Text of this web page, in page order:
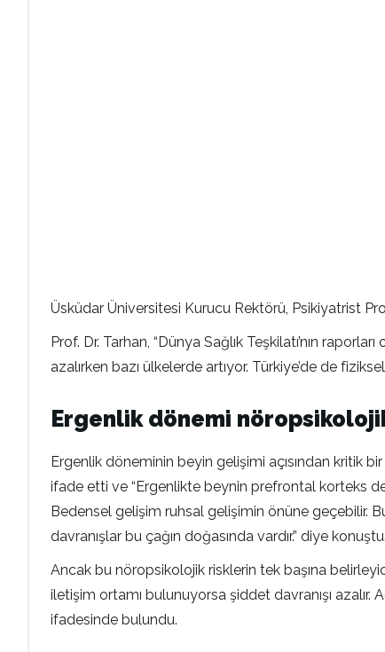
Üsküdar Üniversitesi Kurucu Rektörü, Psikiyatrist
Prof. Dr. Tarhan, “Dünya Sağlık Teşkilatı’nın
azalırken bazı ülkelerde artıyor. Türkiye’de de
Ergenlik dönemi
Ergenlik döneminin beyin gelişimi açısından kritik
ifade etti ve “Ergenlikte beynin prefrontal korteks
Bedensel gelişim ruhsal gelişimin önüne geçebilir.
davranışlar bu çağın doğasında vardır.” diye konuştu.
Ancak bu nöropsikolojik risklerin tek başına
iletişim ortamı bulunuyorsa şiddet davranışı
ifadesinde bulundu.